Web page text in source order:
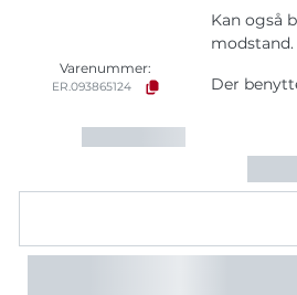
Varenummer:
ER.093865124
Kan også
modstand.
Der